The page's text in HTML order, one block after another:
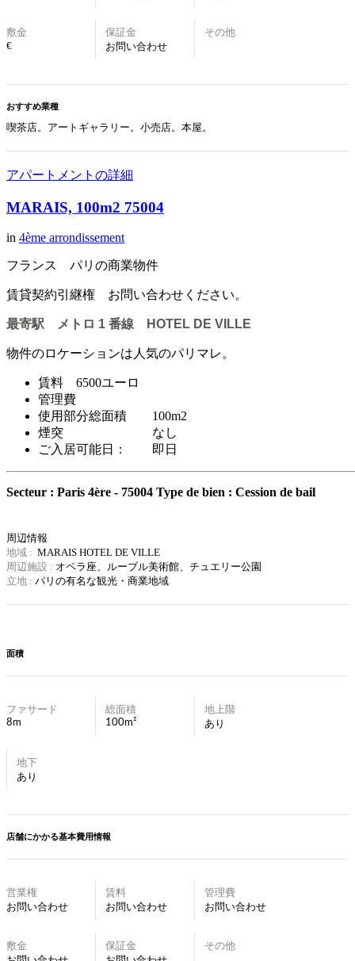
敷金
€
保証金
お問い合わせ
その他
おすすめ業種
喫茶店。アートギャラリー。小売店。本屋。
アパートメントの詳細
MARAIS, 100m2 75004
in 4ème arrondissement
フランス パリの商業物件
賃貸契約引継権 お問い合わせください。
最寄駅 メトロ 1 番線 HOTEL DE VILLE
物件のロケーションは人気のパリマレ。
賃料 6500ユーロ
管理費
使用部分総面積 100m2
煙突 なし
ご入居可能日： 即日
Secteur : Paris 4ère - 75004 Type de bien : Cession de bail
周辺情報
地域 : MARAIS HOTEL DE VILLE
周辺施設 : オペラ座、ルーブル美術館、チュエリー公園
立地 : パリの有名な観光・商業地域
面積
ファサード
8m
総面積
100m²
地上階
あり
地下
あり
店舗にかかる基本費用情報
営業権
お問い合わせ
賃料
お問い合わせ
管理費
お問い合わせ
敷金
保証金
その他